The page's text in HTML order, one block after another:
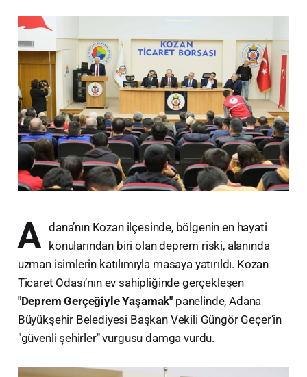
A dana’nın Kozan ilçesinde, bölgenin en hayati
konularından biri olan deprem riski, alanında
uzman isimlerin katılımıyla masaya yatırıldı. Kozan
Ticaret Odası’nın ev sahipliğinde gerçekleşen
"Deprem Gerçeğiyle Yaşamak" panelinde, Adana
Büyükşehir Belediyesi Başkan Vekili Güngör Geçer’in
"güvenli şehirler" vurgusu damga vurdu.